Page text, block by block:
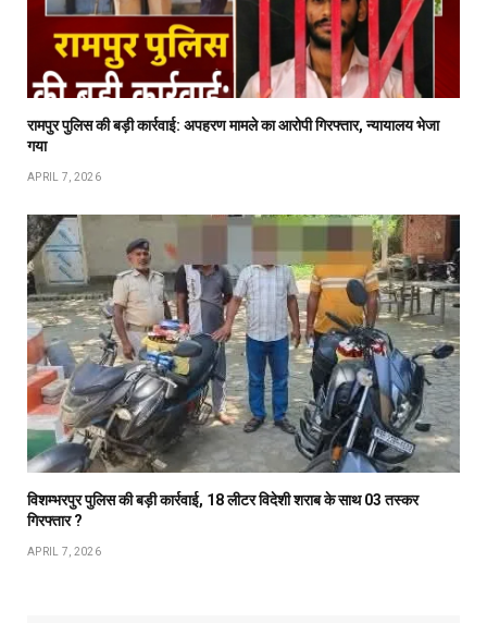
रामपुर पुलिस की बड़ी कार्रवाई: अपहरण मामले का आरोपी गिरफ्तार, न्यायालय भेजा
गया
APRIL 7, 2026
विशम्भरपुर पुलिस की बड़ी कार्रवाई, 18 लीटर विदेशी शराब के साथ 03 तस्कर
गिरफ्तार ?
APRIL 7, 2026